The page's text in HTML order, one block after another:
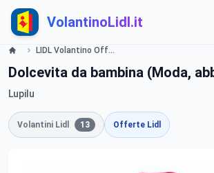
VolantinoLidl.it
LIDL Volantino Offerte e Promozioni -Moda bimbi - Offerte valide dal 26 novembre 2015 Lidl
Dolcevita da bambina (Moda,
Lupilu
Volantini Lidl 13 Offerte Lidl